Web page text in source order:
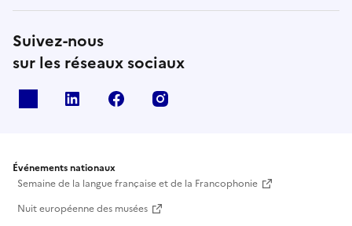
Suivez-nous
sur les réseaux sociaux
Linkedin Facebook
Événements nationaux
Semaine de la langue française et de la Francophonie
Nuit européenne des musées